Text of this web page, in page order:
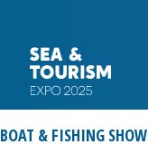
BOAT & FISHING SHOW